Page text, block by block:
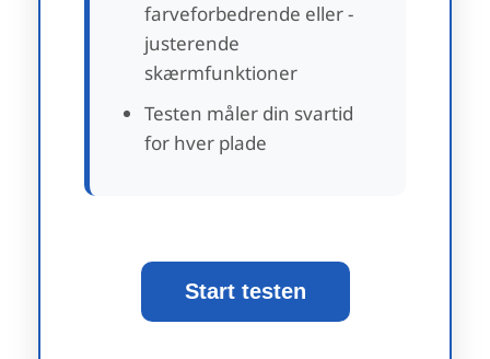
farveforbedrende eller -
justerende
skærmfunktioner
Testen måler din svartid
for hver plade
Start testen